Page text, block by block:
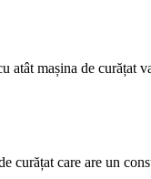
atât mașina de
care are un